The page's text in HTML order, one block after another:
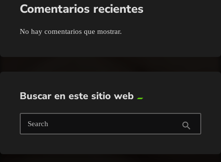
Comentarios recientes
No hay comentarios que mostrar.
Buscar en este sitio web
Search search